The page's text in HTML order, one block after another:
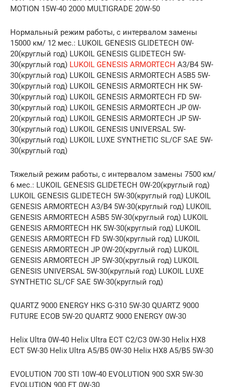
MOTION 15W-40 2000 MULTIGRADE 20W-50
Нормальный режим работы, с интервалом замены
15000 км/ 12 мес.: LUKOIL GENESIS GLIDETECH 0W-
20(круглый год) LUKOIL GENESIS GLIDETECH 5W-
30(круглый год) LUKOIL GENESIS ARMORTECH A3/B4 5W-
30(круглый год) LUKOIL GENESIS ARMORTECH A5B5 5W-
30(круглый год) LUKOIL GENESIS ARMORTECH HK 5W-
30(круглый год) LUKOIL GENESIS ARMORTECH FD 5W-
30(круглый год) LUKOIL GENESIS ARMORTECH JP 0W-
20(круглый год) LUKOIL GENESIS ARMORTECH JP 5W-
30(круглый год) LUKOIL GENESIS UNIVERSAL 5W-
30(круглый год) LUKOIL LUXE SYNTHETIC SL/CF SAE 5W-
30(круглый год)
Тяжелый режим работы, с интервалом замены 7500 км/
6 мес.: LUKOIL GENESIS GLIDETECH 0W-20(круглый год)
LUKOIL GENESIS GLIDETECH 5W-30(круглый год) LUKOIL
GENESIS ARMORTECH A3/B4 5W-30(круглый год) LUKOIL
GENESIS ARMORTECH A5B5 5W-30(круглый год) LUKOIL
GENESIS ARMORTECH HK 5W-30(круглый год) LUKOIL
GENESIS ARMORTECH FD 5W-30(круглый год) LUKOIL
GENESIS ARMORTECH JP 0W-20(круглый год) LUKOIL
GENESIS ARMORTECH JP 5W-30(круглый год) LUKOIL
GENESIS UNIVERSAL 5W-30(круглый год) LUKOIL LUXE
SYNTHETIC SL/CF SAE 5W-30(круглый год)
QUARTZ 9000 ENERGY HKS G-310 5W-30 QUARTZ 9000
FUTURE ECOB 5W-20 QUARTZ 9000 ENERGY 0W-30
Helix Ultra 0W-40 Helix Ultra ECT C2/C3 0W-30 Helix HX8
ECT 5W-30 Helix Ultra A5/B5 0W-30 Helix HX8 A5/B5 5W-30
EVOLUTION 700 STI 10W-40 EVOLUTION 900 SXR 5W-30
EVOLUTION 900 FT 0W-30